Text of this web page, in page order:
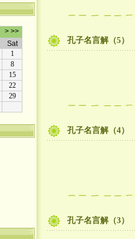
孔子名言解（5）
孔子名言解（4）
孔子名言解（3）